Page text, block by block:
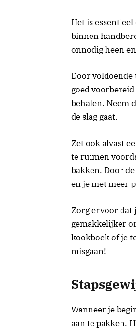
Het is
binnen
onnodig heen
Door voldoende
goed
behalen. Neem
de slag gaat.
Zet ook alvast
te ruimen
bakken. Door
en je met meer
Zorg ervoor dat
gemakkelijker
kookboek of je
misgaan!
Wanneer je
aan te pakken.